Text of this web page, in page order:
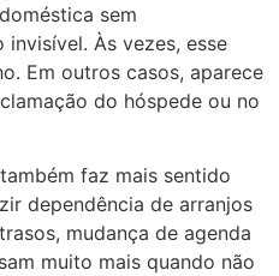
sem
Às vezes, esse
Em outros casos, aparece
do hóspede ou no
faz mais sentido
dependência de arranjos
mudança de agenda
muito mais quando não